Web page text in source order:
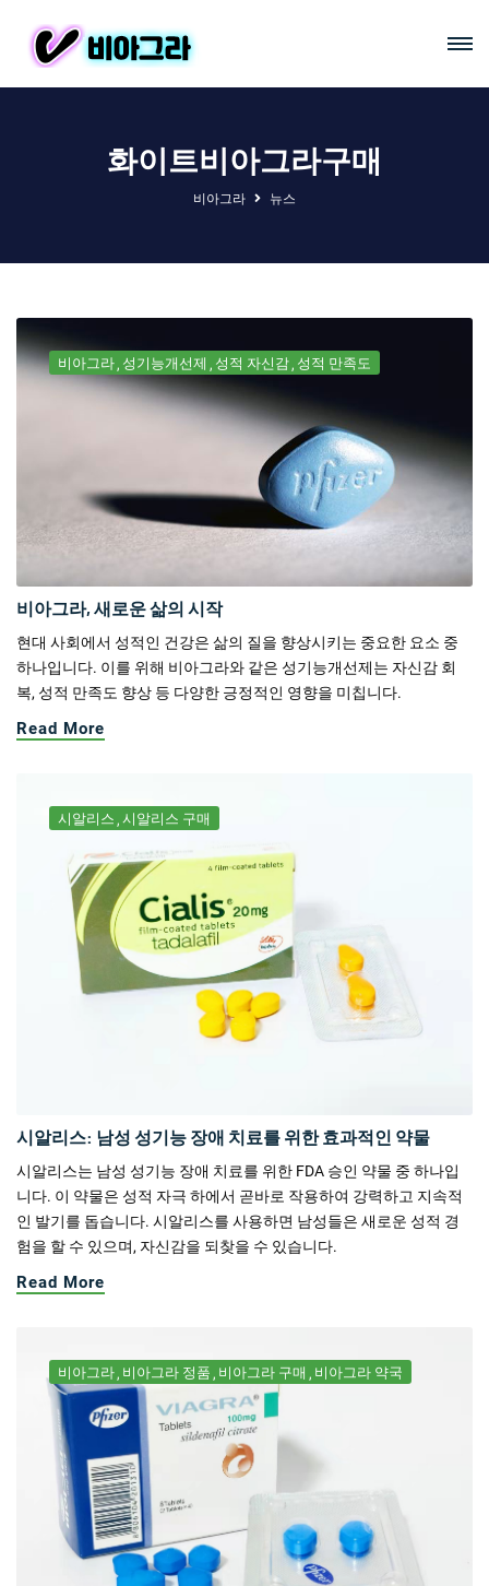
화이트비아그라구매
비아그라 뉴스
비아그라 성기능개선제 성적 자신감 성적 만족도
비아그라, 새로운 삶의 시작
현대 사회에서 성적인 건강은 삶의 질을 향상시키는 중요한 요소 중
하나입니다. 이를 위해 비아그라와 같은 성기능개선제는 자신감 회
복, 성적 만족도 향상 등 다양한 긍정적인 영향을 미칩니다.
Read More
시알리스 시알리스 구매
시알리스: 남성 성기능 장애 치료를 위한 효과적인 약물
시알리스는 남성 성기능 장애 치료를 위한 FDA 승인 약물 중 하나입
니다. 이 약물은 성적 자극 하에서 곧바로 작용하여 강력하고 지속적
인 발기를 돕습니다. 시알리스를 사용하면 남성들은 새로운 성적 경
험을 할 수 있으며, 자신감을 되찾을 수 있습니다.
Read More
비아그라 비아그라 정품 비아그라 구매 비아그라 약국